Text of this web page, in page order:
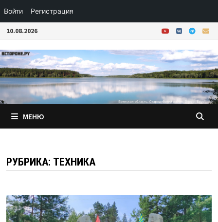
Войти Регистрация
Перейти
содержимому
10.08.2026
МЕНЮ
РУБРИКА: ТЕХНИКА